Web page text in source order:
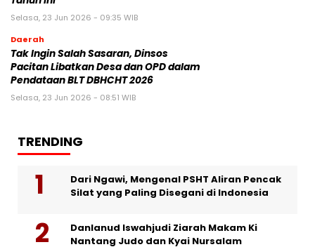
Selasa, 23 Jun 2026 - 09:35 WIB
Daerah
Tak Ingin Salah Sasaran, Dinsos
Pacitan Libatkan Desa dan OPD dalam
Pendataan BLT DBHCHT 2026
Selasa, 23 Jun 2026 - 08:51 WIB
TRENDING
Dari Ngawi, Mengenal PSHT Aliran Pencak
Silat yang Paling Disegani di Indonesia
Danlanud Iswahjudi Ziarah Makam Ki
Nantang Judo dan Kyai Nursalam